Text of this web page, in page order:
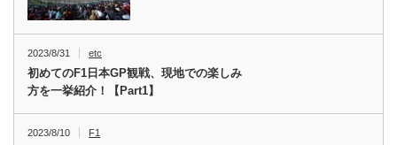
2023/8/31 etc
初めてのF1日本GP観戦、現地での楽しみ
方を一挙紹介！【Part1】
2023/8/10 F1